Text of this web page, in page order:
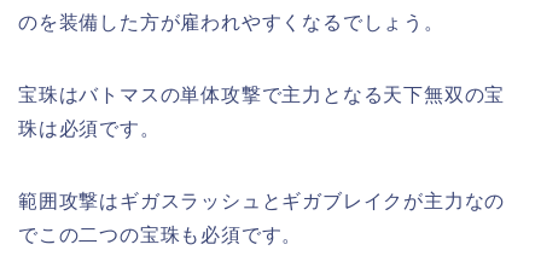
のを装備した方が雇われやすくなるでしょう。
宝珠はバトマスの単体攻撃で主力となる天下無双の宝
珠は必須です。
範囲攻撃はギガスラッシュとギガブレイクが主力なの
でこの二つの宝珠も必須です。